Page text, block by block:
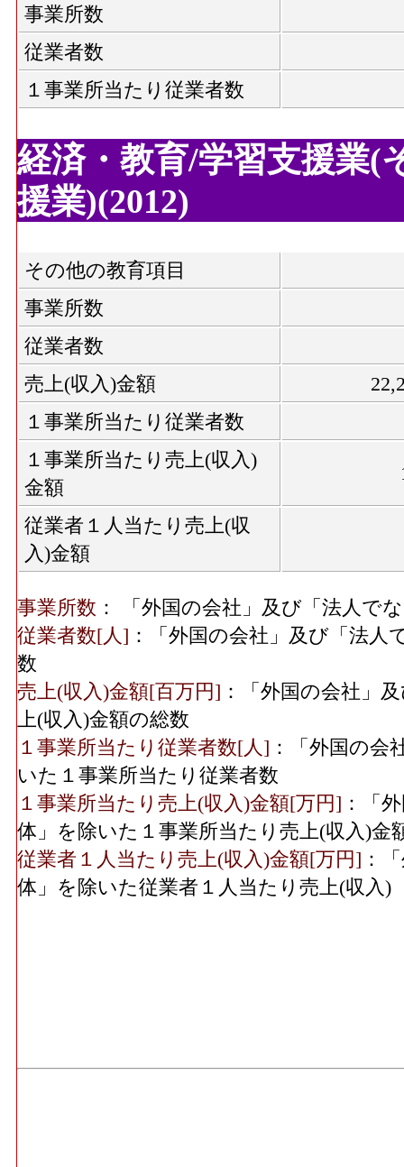
事業所数
従業者数
１事業所当たり従業者数
経済・教育/学習支援業(
援業)(2012)
その他の教育項目
事業所数
従業者数
売上(収入)金額
１事業所当たり従業者数
１事業所当たり売上(収入)
金額
従業者１人当たり売上(収
入)金額
事業所数 ： 「外国の会社」及び「法人で
従業者数[人] ：「外国の会社」及び「法
数
売上(収入)金額[百万円] ：「外国の会社」
上(収入)金額の総数
１事業所当たり従業者数[人] ：「外国の会
いた１事業所当たり従業者数
１事業所当たり売上(収入)金額[万円] ：「
体」を除いた１事業所当たり売上(収入)金
従業者１人当たり売上(収入)金額[万円] ：
体」を除いた従業者１人当たり売上(収入)